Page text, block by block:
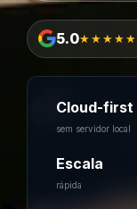
5.0★★★★★
Cloud-first
sem servidor local
Escala
rápida